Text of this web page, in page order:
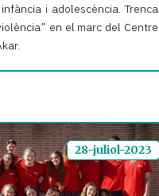
i adolescència. Trenca
en el marc del Centre
28-juliol-2023